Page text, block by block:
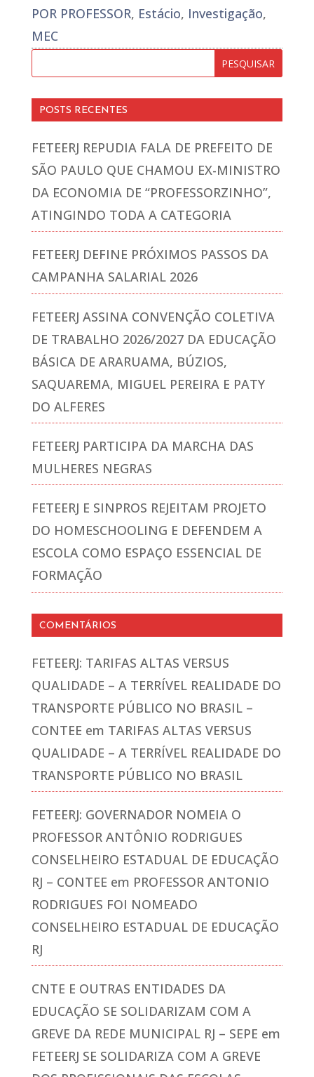
POR PROFESSOR, Estácio, Investigação,
MEC
POSTS RECENTES
FETEERJ REPUDIA FALA DE PREFEITO DE
SÃO PAULO QUE CHAMOU EX-MINISTRO
DA ECONOMIA DE “PROFESSORZINHO”,
ATINGINDO TODA A CATEGORIA
FETEERJ DEFINE PRÓXIMOS PASSOS DA
CAMPANHA SALARIAL 2026
FETEERJ ASSINA CONVENÇÃO COLETIVA
DE TRABALHO 2026/2027 DA EDUCAÇÃO
BÁSICA DE ARARUAMA, BÚZIOS,
SAQUAREMA, MIGUEL PEREIRA E PATY
DO ALFERES
FETEERJ PARTICIPA DA MARCHA DAS
MULHERES NEGRAS
FETEERJ E SINPROS REJEITAM PROJETO
DO HOMESCHOOLING E DEFENDEM A
ESCOLA COMO ESPAÇO ESSENCIAL DE
FORMAÇÃO
COMENTÁRIOS
FETEERJ: TARIFAS ALTAS VERSUS
QUALIDADE – A TERRÍVEL REALIDADE DO
TRANSPORTE PÚBLICO NO BRASIL –
CONTEE em TARIFAS ALTAS VERSUS
QUALIDADE – A TERRÍVEL REALIDADE DO
TRANSPORTE PÚBLICO NO BRASIL
FETEERJ: GOVERNADOR NOMEIA O
PROFESSOR ANTÔNIO RODRIGUES
CONSELHEIRO ESTADUAL DE EDUCAÇÃO
RJ – CONTEE em PROFESSOR ANTONIO
RODRIGUES FOI NOMEADO
CONSELHEIRO ESTADUAL DE EDUCAÇÃO
RJ
CNTE E OUTRAS ENTIDADES DA
EDUCAÇÃO SE SOLIDARIZAM COM A
GREVE DA REDE MUNICIPAL RJ – SEPE em
FETEERJ SE SOLIDARIZA COM A GREVE